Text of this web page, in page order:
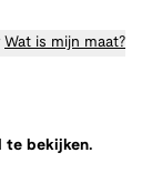
Wat is mijn maat?
te bekijken.